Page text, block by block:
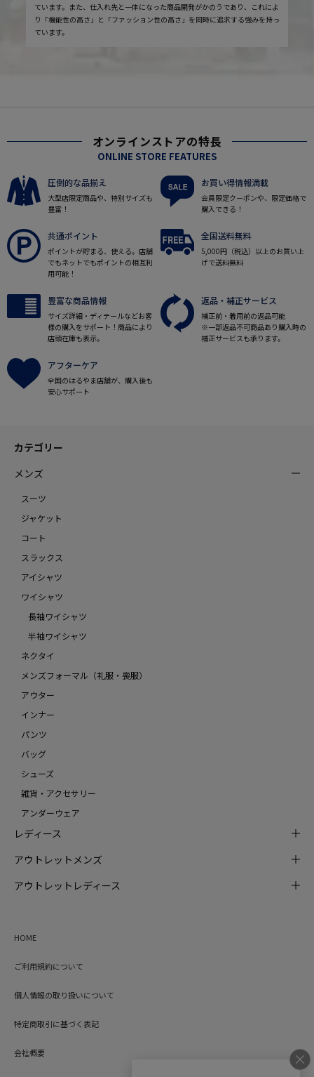
ています。また、仕入れ先と一体になった商品開発がかのうであり、これによ
り「機能性の高さ」と「ファッション性の高さ」を同時に追求する強みを持っ
ています。
オンラインストアの特長
ONLINE STORE FEATURES
圧倒的な品揃え
大型店限定商品や、特別サイズも
豊富！
お買い得情報満載
会員限定クーポンや、限定価格で
購入できる！
共通ポイント
ポイントが貯まる、使える。店舗
でもネットでもポイントの相互利
用可能！
全国送料無料
5,000円（税込）以上のお買い上
げで送料無料
豊富な商品情報
サイズ詳細・ディテールなどお客
様の購入をサポート！商品により
店頭在庫も表示。
返品・補正サービス
補正前・着用前の返品可能
※一部返品不可商品あり購入時の
補正サービスも承ります。
アフターケア
全国のはるやま店舗が、購入後も
安心サポート
カテゴリー
メンズ
スーツ
ジャケット
コート
スラックス
アイシャツ
ワイシャツ
長袖ワイシャツ
半袖ワイシャツ
ネクタイ
メンズフォーマル（礼服・喪服）
アウター
インナー
パンツ
バッグ
シューズ
雑貨・アクセサリー
アンダーウェア
レディース
アウトレットメンズ
アウトレットレディース
HOME
ご利用規約について
個人情報の取り扱いについて
特定商取引に基づく表記
会社概要